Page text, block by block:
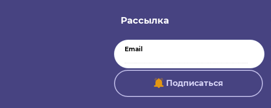
Рассылка
Email
Подписаться